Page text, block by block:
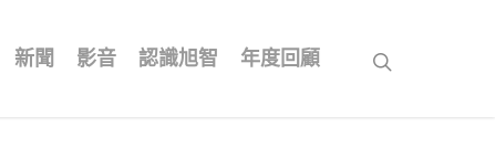
新聞 影音 認識旭智 年度回顧